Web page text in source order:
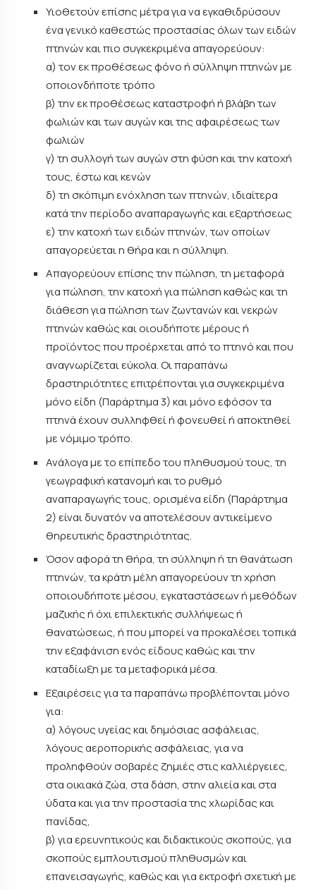
Υιοθετούν επίσης μέτρα για να εγκαθιδρύσουν
ένα γενικό καθεστώς προστασίας όλων των ειδών
πτηνών και πιο συγκεκριμένα απαγορεύουν:
α) τον εκ προθέσεως φόνο ή σύλληψη πτηνών με
οποιονδήποτε τρόπο
β) την εκ προθέσεως καταστροφή ή βλάβη των
φωλιών και των αυγών και της αφαιρέσεως των
φωλιών
γ) τη συλλογή των αυγών στη φύση και την κατοχή
τους, έστω και κενών
δ) τη σκόπιμη ενόχληση των πτηνών, ιδιαίτερα
κατά την περίοδο αναπαραγωγής και εξαρτήσεως
ε) την κατοχή των ειδών πτηνών, των οποίων
απαγορεύεται η θήρα και η σύλληψη.
Απαγορεύουν επίσης την πώληση, τη μεταφορά
για πώληση, την κατοχή για πώληση καθώς και τη
διάθεση για πώληση των ζωντανών και νεκρών
πτηνών καθώς και οιουδήποτε μέρους ή
προϊόντος που προέρχεται από το πτηνό και που
αναγνωρίζεται εύκολα. Οι παραπάνω
δραστηριότητες επιτρέπονται για συγκεκριμένα
μόνο είδη (Παράρτημα 3) και μόνο εφόσον τα
πτηνά έχουν συλληφθεί ή φονευθεί ή αποκτηθεί
με νόμιμο τρόπο.
Ανάλογα με το επίπεδο του πληθυσμού τους, τη
γεωγραφική κατανομή και το ρυθμό
αναπαραγωγής τους, ορισμένα είδη (Παράρτημα
2) είναι δυνατόν να αποτελέσουν αντικείμενο
θηρευτικής δραστηριότητας.
Όσον αφορά τη θήρα, τη σύλληψη ή τη θανάτωση
πτηνών, τα κράτη μέλη απαγορεύουν τη χρήση
οποιουδήποτε μέσου, εγκαταστάσεων ή μεθόδων
μαζικής ή όχι επιλεκτικής συλλήψεως ή
θανατώσεως, ή που μπορεί να προκαλέσει τοπικά
την εξαφάνιση ενός είδους καθώς και την
καταδίωξη με τα μεταφορικά μέσα.
Εξαιρέσεις για τα παραπάνω προβλέπονται μόνο
για:
α) λόγους υγείας και δημόσιας ασφάλειας,
λόγους αεροπορικής ασφάλειας, για να
προληφθούν σοβαρές ζημιές στις καλλιέργειες,
στα οικιακά ζώα, στα δάση, στην αλιεία και στα
ύδατα και για την προστασία της χλωρίδας και
πανίδας,
β) για ερευνητικούς και διδακτικούς σκοπούς, για
σκοπούς εμπλουτισμού πληθυσμών και
επανεισαγωγής, καθώς και για εκτροφή σχετική με